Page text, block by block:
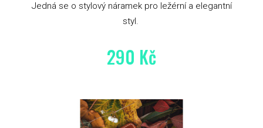
Jedná se o stylový náramek pro ležérní a elegantní
styl.
290 Kč